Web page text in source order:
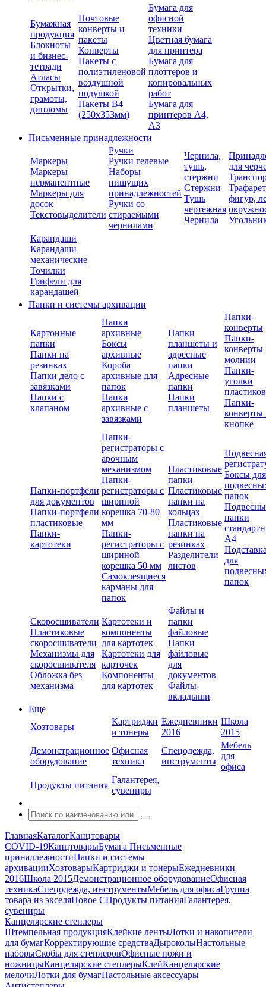
Бумажная
продукция
Блокноты
и бизнес-
тетради
Атласы
Открытки,
грамоты,
дипломы
Почтовые
конверты и
пакеты
Конверты
Пакеты с
полиэтиленовой
воздушной
подушкой
Пакеты В4
(250х353мм)
Бумага для
офисной
техники
Цветная бумага
для принтера
Бумага для
плоттеров и
копировальных
работ
Бумага для
принтеров А4,
А3
Письменные принадлежности
Маркеры
Маркеры
перманентные
Маркеры для
досок
Текстовыделители
Ручки
Ручки гелевые
Наборы
пишущих
принадлежностей
Ручки со
стираемыми
чернилами
Чернила,
тушь,
стержни
Стержни
Тушь
чертежная
Чернила
для
фигур,
Карандаши
Карандаши
механические
Точилки
Грифели для
карандашей
Папки и системы архивации
Картонные
папки
Папки на
резинках
Папки дело с
завязками
Папки с
клапаном
Папки
архивные
Боксы
архивные
Короба
архивные для
папок
Папки
архивные с
завязками
Папки
планшеты и
адресные
папки
Адресные
папки
Папки
планшеты
Папки-
конверты
Папки-
конверты
молнии
Папки-
уголки
Папки-
конверты
кнопке
Папки-портфели
для документов
Папки-портфели
пластиковые
Папки-
картотеки
Папки-
регистраторы с
арочным
механизмом
Папки-
регистраторы с
шириной
корешка 70-80
мм
Папки-
регистраторы с
шириной
корешка 50 мм
Самоклеящиеся
карманы для
папок
Пластиковые
папки
Пластиковые
папки на
кольцах
Пластиковые
папки на
резинках
Разделители
листов
Боксы для
папок
папки
А4
для
папок
Скоросшиватели
Пластиковые
скоросшиватели
Механизмы для
скоросшивателя
Обложка без
механизма
Картотеки и
компоненты
для картотек
Картотеки для
карточек
Компоненты
для картотек
Файлы и
папки
файловые
Папки
файловые
для
документов
Файлы-
вкладыши
Еще
Хозтовары
Картриджи
и тонеры
Ежедневники
2016
Школа
2015
Демонстрационное
оборудование
Офисная
техника
Спецодежда,
инструменты
Мебель
для
офиса
Продукты питания
Галантерея,
сувениры
ГлавнаяКаталогКанцтовары
COVID-19КанцтоварыБумага Письменные
принадлежностиПапки и системы
архивацииХозтоварыКартриджи и тонерыЕжедневники
2016Школа 2015Демонстрационное оборудованиеОфисная
техникаСпецодежда, инструментыМебель для офисаГруппа
товара из экселяНовое СПродукты питанияГалантерея,
сувениры
Канцелярские степлеры
Штемпельная продукцияКлейкие лентыЛотки и накопители
для бумагКорректирующие средстваДыроколыНастольные
наборыСкобы для степлеровОфисные ножи и
ножницыКанцелярские степлерыКлейКанцелярские
мелочиЛотки для бумагНастольные аксессуары